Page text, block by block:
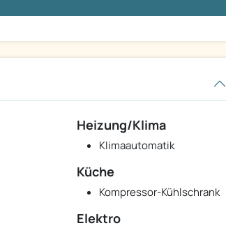
Heizung/Klima
Klimaautomatik
Küche
Kompressor-Kühlschrank
Elektro